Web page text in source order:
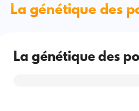
La génétique des
La génétique des